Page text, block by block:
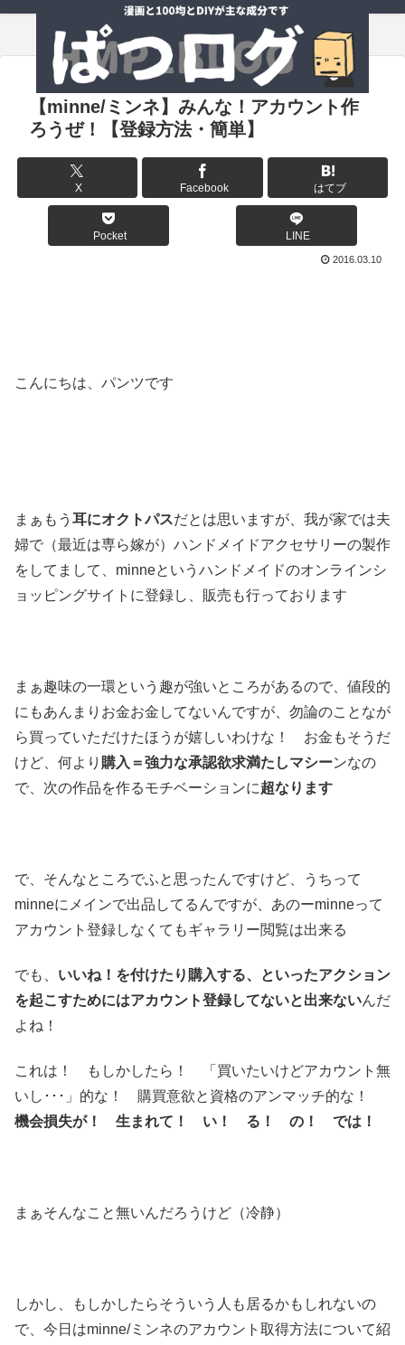
【minne/ミンネ】みんな！アカウント作
ろうぜ！【登録方法・簡単】
X Facebook はてブ
Pocket LINE
2016.03.10
こんにちは、パンツです
まぁもう 耳にオクトパスだとは思いますが、我が家では夫
婦で（最近は専ら嫁が）ハンドメイドアクセサリーの製作
をしてまして、minneというハンドメイドのオンラインシ
ョッピングサイトに登録し、販売も行っております
まぁ趣味の一環という趣が強いところがあるので、値段的
にもあんまりお金お金してないんですが、勿論のことなが
ら買っていただけたほうが嬉しいわけな！ お金もそうだ
けど、何より 購入＝強力な承認欲求満たしマシーンなの
で、次の作品を作るモチベーションに超なります
で、そんなところでふと思ったんですけど、うちって
minneにメインで出品してるんですが、あのーminneって
アカウント登録しなくてもギャラリー閲覧は出来る
でも、 いいね！を付けたり購入する、といったアクション
を起こすためにはアカウント登録してないと出来ないんだ
よね！
これは！ もしかしたら！ 「買いたいけどアカウント無
いし･･･」的な！ 購買意欲と資格のアンマッチ的な！
機会損失が！ 生まれて！ い！ る！ の！ では！
まぁそんなこと無いんだろうけど（冷静）
しかし、もしかしたらそういう人も居るかもしれないの
で、今日はminne/ミンネのアカウント取得方法について紹